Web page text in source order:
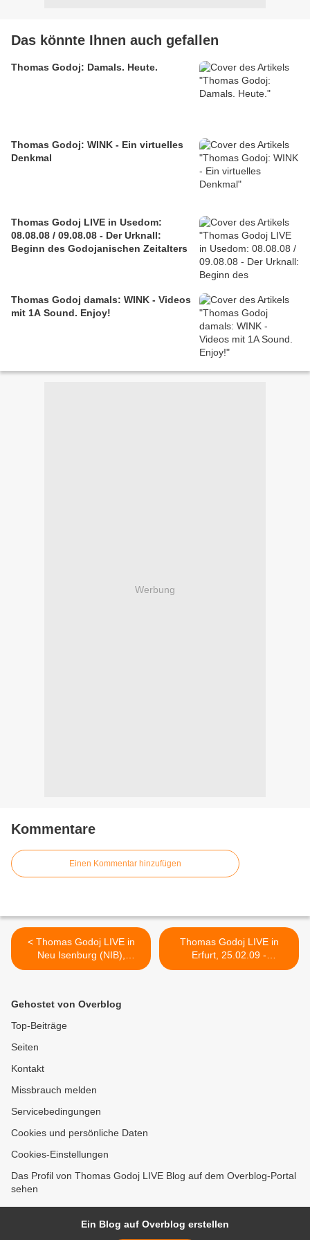
Das könnte Ihnen auch gefallen
Thomas Godoj: Damals. Heute.
Thomas Godoj: WINK - Ein virtuelles
Denkmal
Thomas Godoj LIVE in Usedom:
08.08.08 / 09.08.08 - Der Urknall:
Beginn des Godojanischen Zeitalters
Thomas Godoj damals: WINK - Videos
mit 1A Sound. Enjoy!
Werbung
Kommentare
Einen Kommentar hinzufügen
< Thomas Godoj LIVE in
Neu Isenburg (NIB),
12.02.09 - Nichts Ist
Thomas Godoj LIVE in
Erfurt, 25.02.09 -
Pressemeinung: Thomas
Gehostet von Overblog
Top-Beiträge
Seiten
Kontakt
Missbrauch melden
Servicebedingungen
Cookies und persönliche Daten
Cookies-Einstellungen
Das Profil von Thomas Godoj LIVE Blog auf dem Overblog-Portal
sehen
Ein Blog auf Overblog erstellen